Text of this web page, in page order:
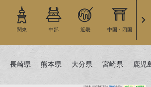
関東 中部 近畿 中国・四国
長崎県 熊本県 大分県 宮崎県 鹿児